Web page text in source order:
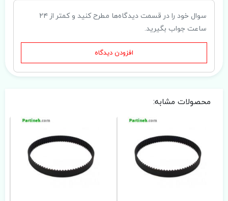
سوال خود را در قسمت دیدگاه‌ها مطرح کنید و کمتر از ۲۴
ساعت جواب بگیرید.
افزودن دیدگاه
محصولات مشابه: